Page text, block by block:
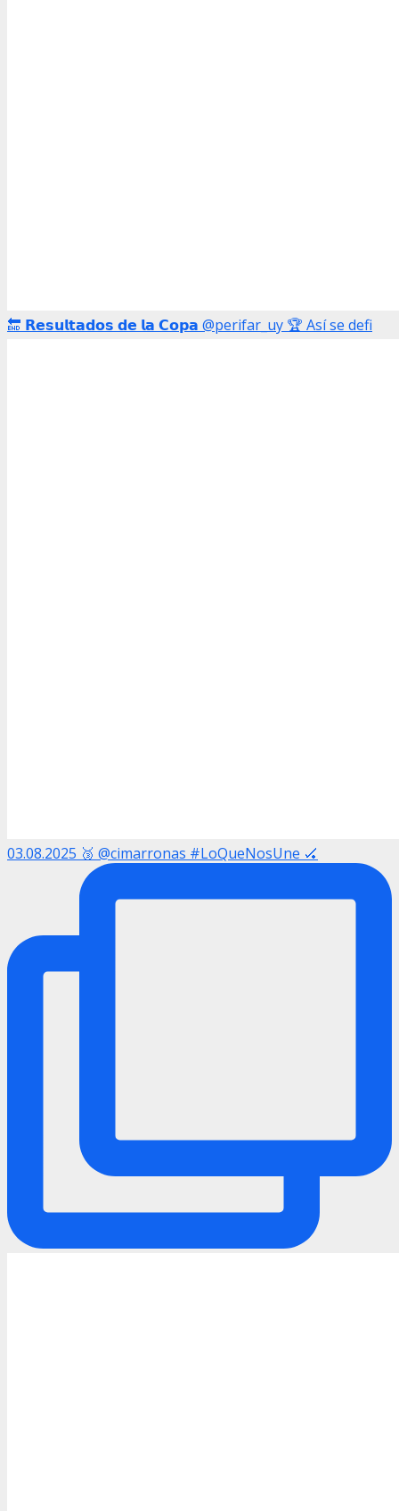
🔚 𝗥𝗲𝘀𝘂𝗹𝘁𝗮𝗱𝗼𝘀 𝗱𝗲 𝗹𝗮 𝗖𝗼𝗽𝗮 @perifar_uy 🏆 Así se defi
03.08.2025 🥉 @cimarronas #LoQueNosUne 🏑